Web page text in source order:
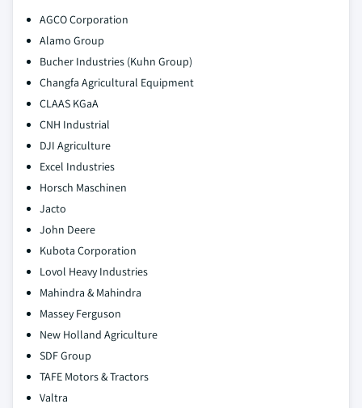
AGCO Corporation
Alamo Group
Bucher Industries (Kuhn Group)
Changfa Agricultural Equipment
CLAAS KGaA
CNH Industrial
DJI Agriculture
Excel Industries
Horsch Maschinen
Jacto
John Deere
Kubota Corporation
Lovol Heavy Industries
Mahindra & Mahindra
Massey Ferguson
New Holland Agriculture
SDF Group
TAFE Motors & Tractors
Valtra